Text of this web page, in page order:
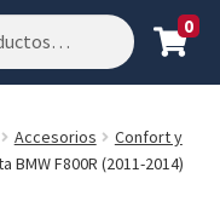
0
Accesorios
Confort y
BMW F800R (2011-2014)